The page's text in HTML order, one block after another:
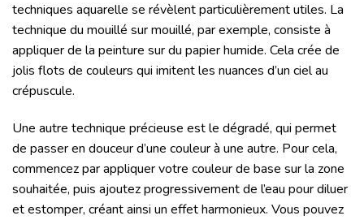
techniques aquarelle se révèlent particulièrement utiles. La
technique du mouillé sur mouillé, par exemple, consiste à
appliquer de la peinture sur du papier humide. Cela crée de
jolis flots de couleurs qui imitent les nuances d’un ciel au
crépuscule.
Une autre technique précieuse est le dégradé, qui permet
de passer en douceur d’une couleur à une autre. Pour cela,
commencez par appliquer votre couleur de base sur la zone
souhaitée, puis ajoutez progressivement de l’eau pour diluer
et estomper, créant ainsi un effet harmonieux. Vous pouvez